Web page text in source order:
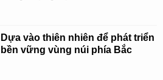
Dựa vào thiên nhiên để phát triển
bền vững vùng núi phía Bắc